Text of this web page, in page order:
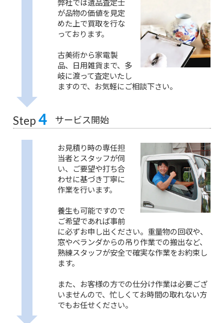
弊社では遺品査定士
が品物の価値を見定
めた上で買取を行な
っております。
古美術から家電製
品、日用雑貨まで、多
岐に渡って査定いたし
ますので、お気軽にご相談下さい。
Step 4 サービス開始
お見積り時の専任担
当者とスタッフが伺
い、ご要望や打ち合
わせに基づき丁寧に
作業を行います。
養生も可能ですので
ご希望であれば事前
に必ずお申し出ください。重量物の回収や、
窓やベランダからの吊り作業での搬出など、
熟練スタッフが安全で確実な作業をお約束し
ます。
また、お客様の方での仕分け作業は必要ござ
いませんので、忙しくてお時間の取れない方
でもお任せください。